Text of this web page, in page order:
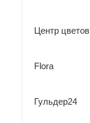
Центр цветов
Flora
Гульдер24